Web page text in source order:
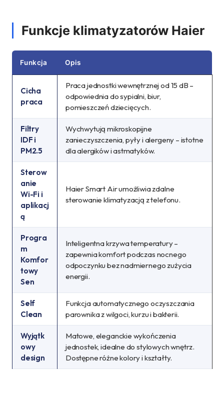
Funkcje klimatyzatorów Haier
Funkcja Opis
Cicha
praca
Praca jednostki wewnętrznej od 15 dB –
odpowiednia do sypialni, biur,
pomieszczeń dziecięcych.
Filtry
IDF i
PM2.5
Wychwytują mikroskopijne
zanieczyszczenia, pyły i alergeny – istotne
dla alergików i astmatyków.
Sterow
anie
Wi-Fi i
aplikacj
ą
Haier Smart Air umożliwia zdalne
sterowanie klimatyzacją z telefonu.
Progra
m
Komfor
towy
Sen
Inteligentna krzywa temperatury –
zapewnia komfort podczas nocnego
odpoczynku bez nadmiernego zużycia
energii.
Self
Clean
Funkcja automatycznego oczyszczania
parownika z wilgoci, kurzu i bakterii.
Wyjątk
owy
design
Matowe, eleganckie wykończenia
jednostek, idealne do stylowych wnętrz.
Dostępne różne kolory i kształty.